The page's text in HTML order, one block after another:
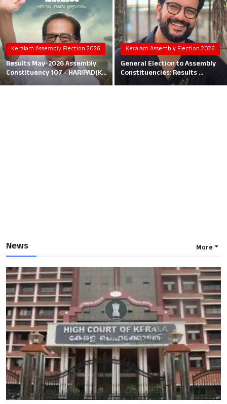
Earn Money
Tutorials
Malayalam
Keralam Assembly Election 2026
Results May-2026 Assembly
Constituency 107 - HARIPAD(K...
Keralam Assembly Election 2026
General Election to Assembly
Constituencies: Results ...
News More